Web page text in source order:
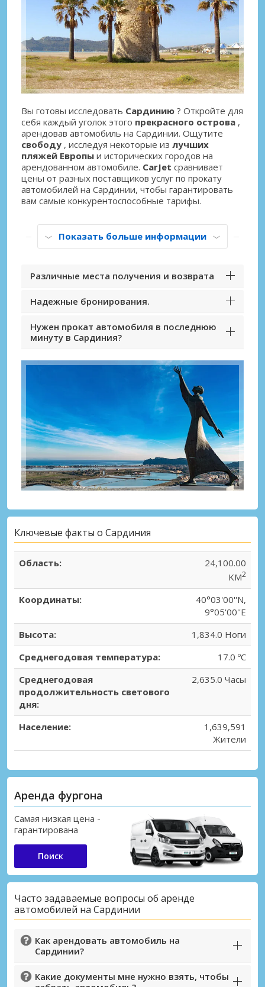
Вы готовы исследовать Сардинию ? Откройте для
себя каждый уголок этого прекрасного острова ,
арендовав автомобиль на Сардинии. Ощутите
свободу , исследуя некоторые из лучших
пляжей Европы и исторических городов на
арендованном автомобиле. CarJet сравнивает
цены от разных поставщиков услуг по прокату
автомобилей на Сардинии, чтобы гарантировать
вам самые конкурентоспособные тарифы.
Показать больше информации
Различные места получения и возврата
Надежные бронирования.
Нужен прокат автомобиля в последнюю
минуту в Сардиния?
Ключевые факты о Сардиния
Область:
24,100.00
KM2
Координаты:
40°03'00''N,
9°05'00''E
Высота:
1,834.0 Ноги
Среднегодовая температура:
17.0 ºC
Среднегодовая
продолжительность светового
дня:
2,635.0 Часы
Население:
1,639,591
Жители
Аренда фургона
Самая низкая цена -
гарантирована
Поиск
Часто задаваемые вопросы об аренде
автомобилей на Сардинии
Как арендовать автомобиль на
Сардинии?
Какие документы мне нужно взять, чтобы